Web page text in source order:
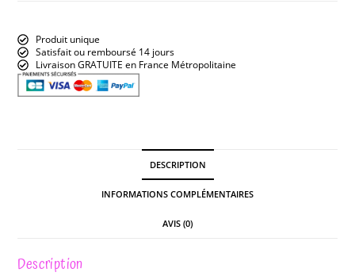
Produit unique
Satisfait ou remboursé 14 jours
Livraison GRATUITE en France Métropolitaine
DESCRIPTION
INFORMATIONS COMPLÉMENTAIRES
AVIS (0)
Description